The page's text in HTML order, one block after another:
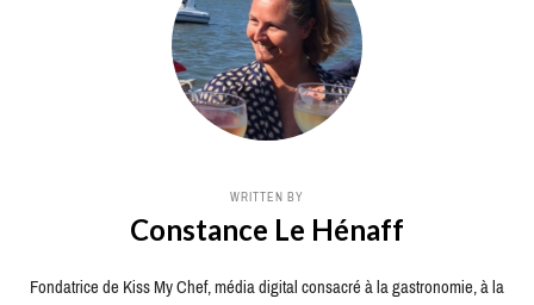
WRITTEN BY
Constance Le Hénaff
Fondatrice de Kiss My Chef, média digital consacré à la gastronomie, à la